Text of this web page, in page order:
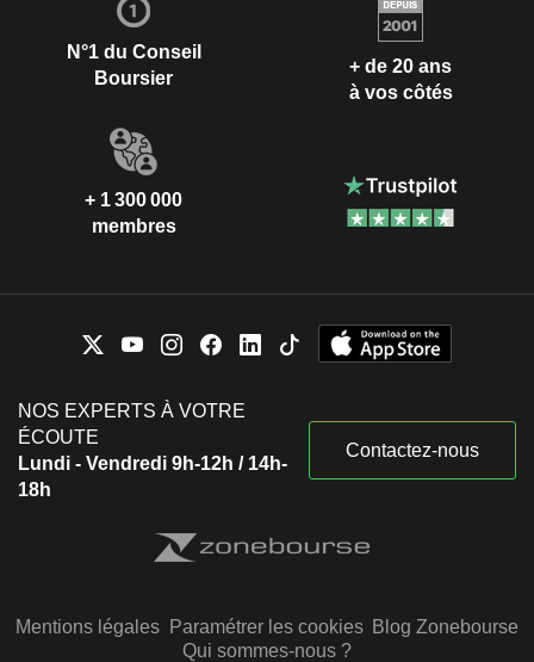
N°1 du Conseil
Boursier
+ de 20 ans
à vos côtés
+ 1 300 000
membres
NOS EXPERTS À VOTRE
ÉCOUTE
Lundi - Vendredi 9h-12h / 14h-
18h
Contactez-nous
Mentions légales Paramétrer les cookies Blog Zonebourse
Qui sommes-nous ?